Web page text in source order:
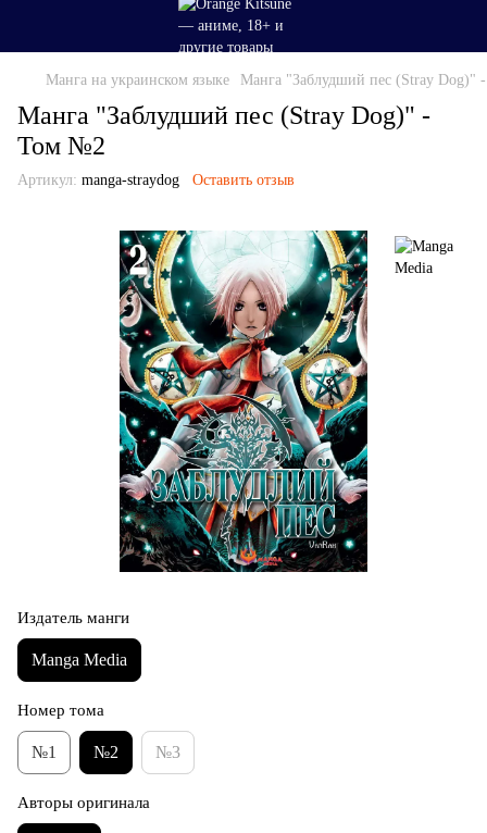
Манга на украинском языке Манга "Заблудший пес (Stray Dog)"
Манга "Заблудший пес (Stray Dog)" -
Том №2
Артикул: manga-straydog Оставить отзыв
Издатель манги
Manga Media
Номер тома
№1 №2 №3
Авторы оригинала